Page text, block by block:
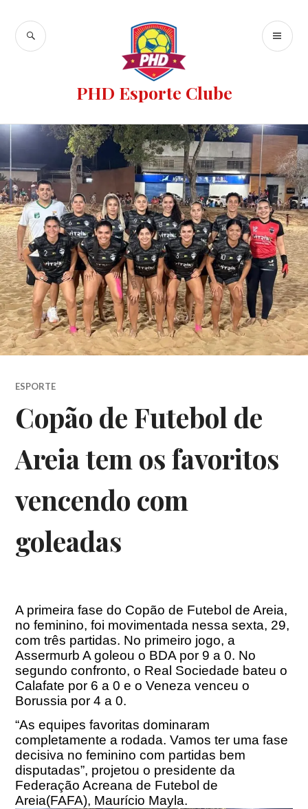
PHD Esporte Clube
ESPORTE
Copão de Futebol de
Areia tem os favoritos
vencendo com
goleadas
A primeira fase do Copão de Futebol de Areia,
no feminino, foi movimentada nessa sexta, 29,
com três partidas. No primeiro jogo, a
Assermurb A goleou o BDA por 9 a 0. No
segundo confronto, o Real Sociedade bateu o
Calafate por 6 a 0 e o Veneza venceu o
Borussia por 4 a 0.
“As equipes favoritas dominaram
completamente a rodada. Vamos ter uma fase
decisiva no feminino com partidas bem
disputadas”, projetou o presidente da
Federação Acreana de Futebol de
Areia(FAFA), Maurício Mayla.